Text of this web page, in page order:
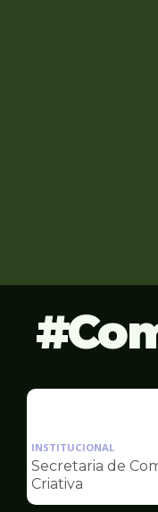
INSTITUCIONAL
Secretaria de
Criativa